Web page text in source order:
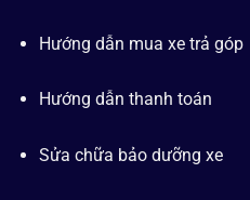
Hướng dẫn mua xe trả góp
Hướng dẫn thanh toán
Sửa chữa bảo dưỡng xe